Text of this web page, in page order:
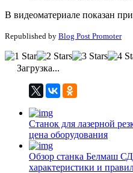
В видеоматериале показан
Republished by Blog Post Promoter
Загрузка...
Станок для лазерной
цена оборудования
Обзор станка Белмаш
характеристики и